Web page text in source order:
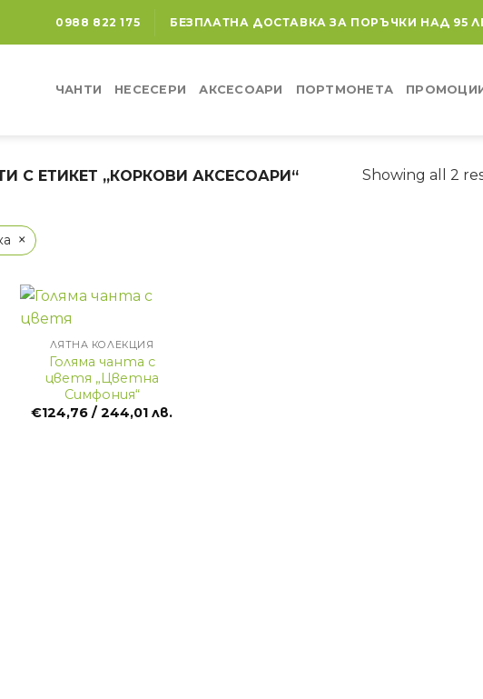
0988 822 175 БЕЗПЛАТНА ДОСТАВКА ЗА ПОРЪЧКИ НАД 95
ЧАНТИ НЕСЕСЕРИ АКСЕСОАРИ ПОРТМОНЕТА
С ЕТИКЕТ „КОРКОВИ АКСЕСОАРИ“ Showing all 2
×
ЛЯТНА КОЛЕКЦИЯ
Голяма чанта с
цветя „Цветна
Симфония“
€124,76 / 244,01 лв.